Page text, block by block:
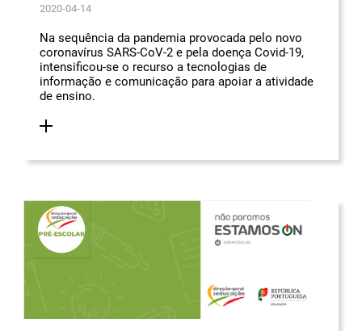
2020-04-14
Na sequência da pandemia provocada pelo novo
coronavírus SARS-CoV-2 e pela doença Covid-19,
intensificou-se o recurso a tecnologias de
informação e comunicação para apoiar a atividade
de ensino.